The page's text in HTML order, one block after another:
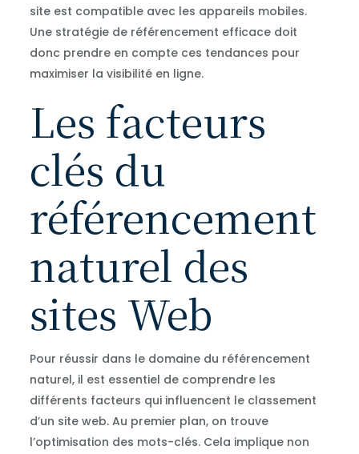
site est compatible avec les appareils mobiles.
Une stratégie de référencement efficace doit
donc prendre en compte ces tendances pour
maximiser la visibilité en ligne.
Les facteurs
clés du
référencement
naturel des
sites Web
Pour réussir dans le domaine du référencement
naturel, il est essentiel de comprendre les
différents facteurs qui influencent le classement
d’un site web. Au premier plan, on trouve
l’optimisation des mots-clés. Cela implique non